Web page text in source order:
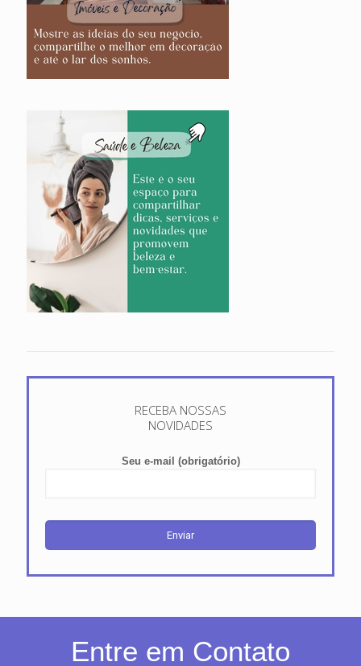
RECEBA NOSSAS
NOVIDADES
Seu e-mail (obrigatório)
Entre em Contato